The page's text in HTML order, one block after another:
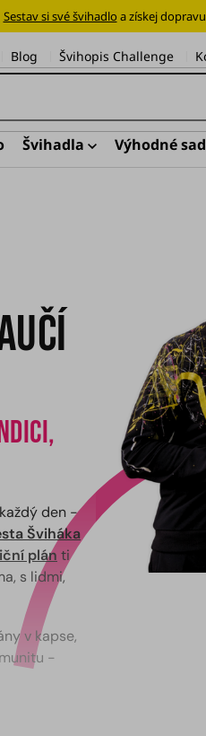
Sestav si své švihadlo a získej
Blog Švihopis Challenge
Švihadla Výhodné
den -
Šviháka
plán ti
s lidmi,
v kapse,
-